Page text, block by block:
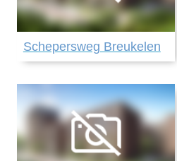
Schepersweg Breukelen